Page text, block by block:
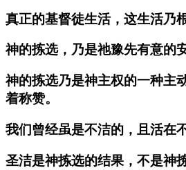
真正的基督徒生活，这生活乃
神的拣选，乃是祂豫先有意的
神的拣选乃是神主权的一种主
着称赞。
我们曾经虽是不洁的，且活在
圣洁是神拣选的结果，不是神